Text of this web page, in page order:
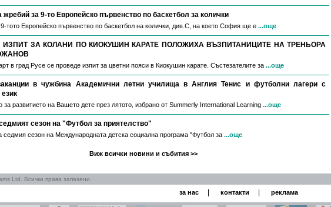
жребий за 9-то Европейско първенство по баскетбол за колички
тото Европейско първенство по баскетбол на колички, див.С, на което София ще е ...още
ЗА КОЛАНИ ПО КИОКУШИН КАРАТЕ ПОЛОЖИХА ВЪЗПИТАНИЦИТЕ НА ТРЕНЬОРА
в град Русе се проведе изпит за цветни пояси в Киокушин карате. Състезателите за ...още
в чужбина Академични летни училища в Англия Тенис и футболни лагери с
за развитието на Вашето дете през лятото, избрано от Summerly International Learning ...още
сезон на "Футбол за приятелство"
седмия сезон на Международната детска социална програма "Футбол за ...още
Виж всички новини и събития >>
Ltd. Всички права запазени.
за нас контакти реклама